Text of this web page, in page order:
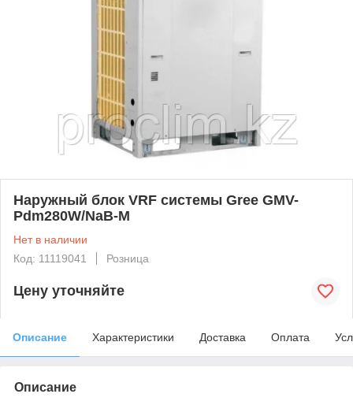
Наружный блок VRF системы Gree GMV-
Pdm280W/NaB-M
Нет в наличии
Код: 11119041
Розница
Цену уточняйте
Описание Характеристики Доставка Оплата
Описание